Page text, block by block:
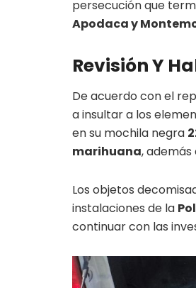
persecución que
Apodaca y
Revisión Y
De acuerdo con el
a insultar a los
en su mochila negra
marihuana, además
Los objetos
instalaciones de la
continuar con las